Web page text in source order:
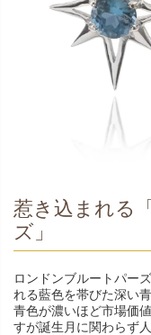
惹き込まれる
ズ」
ロンドンブルートパー
れる藍色を帯びた深い
青色が濃いほど市場価
すが誕生月に関わらず人